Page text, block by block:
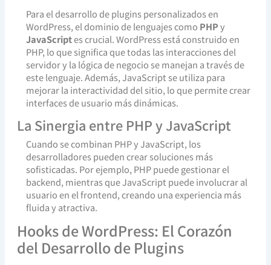
Para el desarrollo de plugins personalizados en
WordPress, el dominio de lenguajes como PHPy
JavaScriptes crucial. WordPress está construido en
PHP, lo que significa que todas las interacciones del
servidor y la lógica de negocio se manejan a través de
este lenguaje. Además, JavaScript se utiliza para
mejorar la interactividad del sitio, lo que permite crear
interfaces de usuario más dinámicas.
La Sinergia entre PHP y JavaScript
Cuando se combinan PHP y JavaScript, los
desarrolladores pueden crear soluciones más
sofisticadas. Por ejemplo, PHP puede gestionar el
backend, mientras que JavaScript puede involucrar al
usuario en el frontend, creando una experiencia más
fluida y atractiva.
Hooks de WordPress: El Corazón
del Desarrollo de Plugins